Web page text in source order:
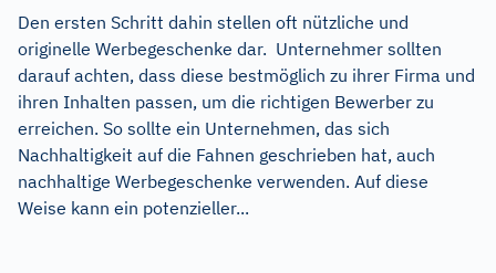
Den ersten Schritt dahin stellen oft nützliche und
originelle Werbegeschenke dar. Unternehmer sollten
darauf achten, dass diese bestmöglich zu ihrer Firma und
ihren Inhalten passen, um die richtigen Bewerber zu
erreichen. So sollte ein Unternehmen, das sich
Nachhaltigkeit auf die Fahnen geschrieben hat, auch
nachhaltige Werbegeschenke verwenden. Auf diese
Weise kann ein potenzieller...